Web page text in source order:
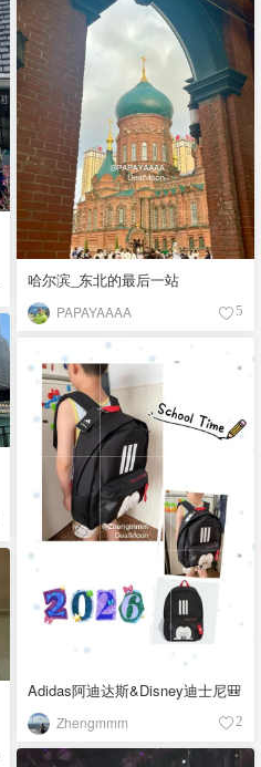
哈尔滨_东北的最后一站
PAPAYAAAA 5
Adidas阿迪达斯&Disney迪士尼🎒
Zhengmmm 2